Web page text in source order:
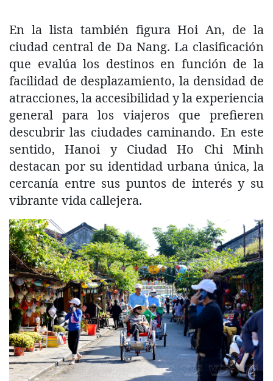
En la lista también figura Hoi An, de la
ciudad central de Da Nang. La clasificación
que evalúa los destinos en función de la
facilidad de desplazamiento, la densidad de
atracciones, la accesibilidad y la experiencia
general para los viajeros que prefieren
descubrir las ciudades caminando. En este
sentido, Hanoi y Ciudad Ho Chi Minh
destacan por su identidad urbana única, la
cercanía entre sus puntos de interés y su
vibrante vida callejera.